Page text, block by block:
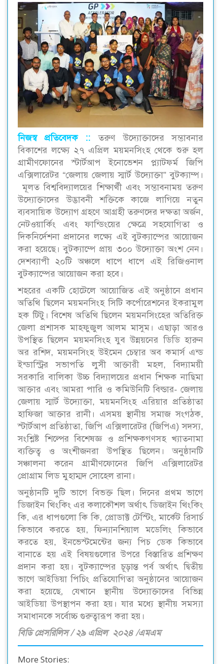
নিজস্ব প্রতিবেদক ::‌
তরুণ উদ্যোক্তাদের সম্ভাবনার
বিকাশের লক্ষ্যে ২৭ এপ্রিল ময়মনসিংহ থেকে শুরু হল
গ্রামীণফোনের স্টার্টআপ ইনোভেশন প্ল্যাটফর্ম জিপি
এক্সিলারেটর “জেলায় জেলায় স্মার্ট উদ্যোক্তা” বুটক্যাম্প।
মূলত বিশ্ববিদ্যালয়ের শিক্ষার্থী এবং সম্ভাবনাময় তরুণ
উদ্যোক্তাদের উদ্ভাবনী শক্তিকে কাজে লাগিয়ে নতুন
ব্যবসায়িক উদ্যোগ গ্রহণে আগ্রহী তরুণদের দক্ষতা অর্জন,
নেটওয়ার্কিং এবং ফান্ডিংয়ের ক্ষেত্রে সহযোগিতা ও
দিকনির্দেশনা প্রদানের লক্ষ্যে এই বুটক্যাম্পের আয়োজন
করা হয়েছে। বুটক্যাম্পে প্রায় ৩০০ উদ্যোক্তা অংশ নেন।
দেশব্যাপী ২০টি অঞ্চলে ধাপে ধাপে এই রিজিওনাল
বুটক্যাম্পের আয়োজন করা হবে।
শহরের একটি হোটেলে আয়োজিত এই অনুষ্ঠানে প্রধান
অতিথি ছিলেন ময়মনসিংহ সিটি কর্পোরেশনের ইকরামুল
হক টিটু। বিশেষ অতিথি ছিলেন ময়মনসিংহের অতিরিক্ত
জেলা প্রশাসক মাহফুজুল আলম মাসুম। এছাড়া আরও
উপস্থিত ছিলেন ময়মনসিংহ যুব উন্নয়নের ডিডি হারুন
অর রশিদ, ময়মনসিংহ উইমেন চেম্বার অব কমার্স এন্ড
ইন্ডাস্ট্রির সভাপতি লুসী আক্তারী মহল, বিদ্যাময়ী
সরকারি বালিকা উচ্চ বিদ্যালয়ের প্রধান শিক্ষক নাছিমা
আক্তার এবং আমরা পারি ও কমিউনিটি বিল্ডার- জেলায়
জেলায় স্মার্ট উদ্যোক্তা, ময়মনসিংহ এরিয়ার প্রতিষ্ঠাতা
হাফিজা আক্তার রানী। এসময় স্থানীয় সমাজ সংগঠক,
স্টার্টআপ প্রতিষ্ঠাতা, জিপি এক্সিলারেটর (জিপিএ) সদস্য,
সংশ্লিষ্ট শিল্পের বিশেষজ্ঞ ও প্রশিক্ষকগণসহ খ্যাতনামা
ব্যক্তিত্ব ও অংশীজনরা উপস্থিত ছিলেন। অনুষ্ঠানটি
সঞ্চালনা করেন গ্রামীণফোনের জিপি এক্সিলারেটর
প্রোগ্রাম লিড মুহাম্মদ সোহেল রানা।
অনুষ্ঠানটি দুটি ভাগে বিভক্ত ছিল। দিনের প্রথম ভাগে
ডিজাইন থিংকিং এর কলাকৌশল অর্থাৎ ডিজাইন থিংকিং
কি, এর ধাপগুলো কি কি, প্রোডাক্ট টেস্টিং, মার্কেট রিসার্চ
কিভাবে করতে হয়, ফিন্যানশিয়াল মডেলিং কিভাবে
করতে হয়, ইনভেস্টমেন্টের জন্য পিচ ডেক কিভাবে
বানাতে হয় এই বিষয়গুলোর উপরে বিস্তারিত প্রশিক্ষণ
প্রদান করা হয়। বুটক্যাম্পের চূড়ান্ত পর্ব অর্থাৎ দ্বিতীয়
ভাগে আইডিয়া পিচিং প্রতিযোগিতা অনুষ্ঠানের আয়োজন
করা হয়েছে, যেখানে স্থানীয় উদ্যোক্তাদের বিভিন্ন
আইডিয়া উপস্থাপন করা হয়। যার মধ্যে স্থানীয় সমস্যা
সমাধানকে সর্বোচ্চ গুরুত্বারূপ করা হয়।
বিডি প্রেসরিলিস / ২৯ এপ্রিল ২০২৪ /এমএম
More Stories: